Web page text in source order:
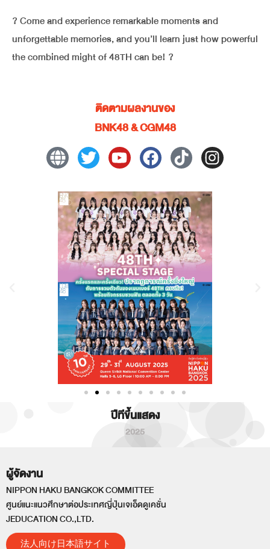
? Come and experience remarkable moments and
unforgettable memories, and you’ll learn just how powerful
the combined might of 48TH can be! ?
ติดตามผลงานของ
BNK48 & CGM48
ปีทีขึ้นแสดง
2025
ผู้จัดงาน
NIPPON HAKU BANGKOK COMMITTEE
ศูนย์แนะแนวศึกษาต่อประเทศญี่ปุ่นเจเอ็ดดูเคชั่น
JEDUCATION CO.,LTD.
法人向け日本語サイト